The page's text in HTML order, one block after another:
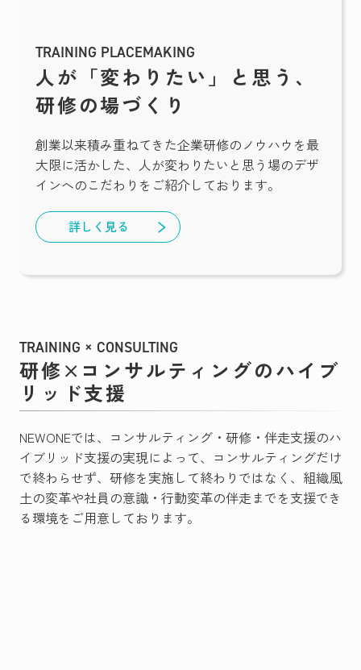
TRAINING PLACEMAKING
人が「変わりたい」と思う、
研修の場づくり
創業以来積み重ねてきた企業研修のノウハウを最
大限に活かした、人が変わりたいと思う場のデザ
インへのこだわりをご紹介しております。
詳しく見る
TRAINING × CONSULTING
研修×コンサルティングのハイブ
リッド支援
NEWONEでは、コンサルティング・研修・伴走支援のハ
イブリッド支援の実現によって、コンサルティングだけ
で終わらせず、研修を実施して終わりではなく、組織風
土の変革や社員の意識・行動変革の伴走までを支援でき
る環境をご用意しております。